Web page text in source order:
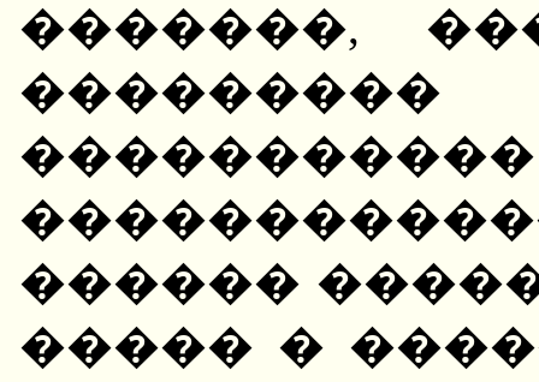
�������,
������
����� �